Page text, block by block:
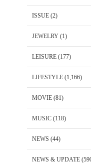
ISSUE (2)
JEWELRY (1)
LEISURE (177)
LIFESTYLE (1,166)
MOVIE (81)
MUSIC (118)
NEWS (44)
NEWS & UPDATE